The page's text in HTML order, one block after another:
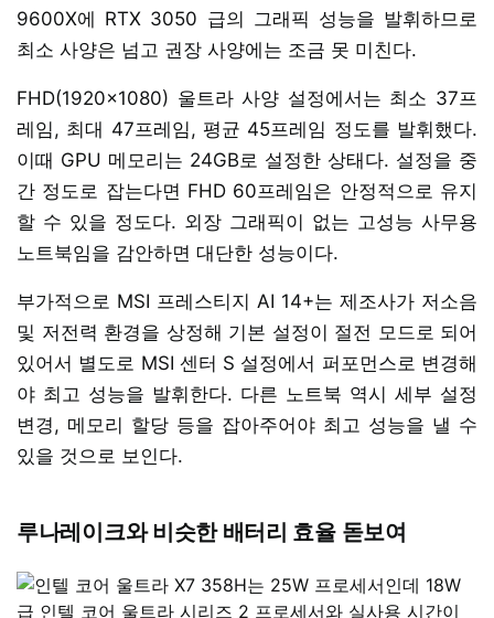
9600X에 RTX 3050 급의 그래픽 성능을 발휘하므로
최소 사양은 넘고 권장 사양에는 조금 못 미친다.
FHD(1920x1080) 울트라 사양 설정에서는 최소 37프
레임, 최대 47프레임, 평균 45프레임 정도를 발휘했다.
이때 GPU 메모리는 24GB로 설정한 상태다. 설정을 중
간 정도로 잡는다면 FHD 60프레임은 안정적으로 유지
할 수 있을 정도다. 외장 그래픽이 없는 고성능 사무용
노트북임을 감안하면 대단한 성능이다.
부가적으로 MSI 프레스티지 AI 14+는 제조사가 저소음
및 저전력 환경을 상정해 기본 설정이 절전 모드로 되어
있어서 별도로 MSI 센터 S 설정에서 퍼포먼스로 변경해
야 최고 성능을 발휘한다. 다른 노트북 역시 세부 설정
변경, 메모리 할당 등을 잡아주어야 최고 성능을 낼 수
있을 것으로 보인다.
루나레이크와 비슷한 배터리 효율 돋보여